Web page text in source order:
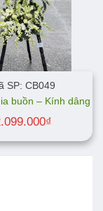
SP: CB049
buồn – Kính dâng
₫